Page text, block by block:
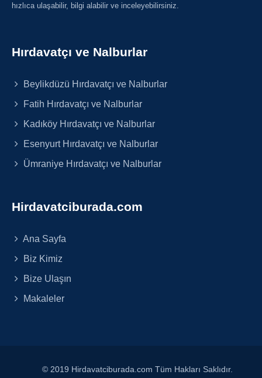
hızlıca ulaşabilir, bilgi alabilir ve inceleyebilirsiniz.
Hırdavatçı ve Nalburlar
Beylikdüzü Hırdavatçı ve Nalburlar
Fatih Hırdavatçı ve Nalburlar
Kadıköy Hırdavatçı ve Nalburlar
Esenyurt Hırdavatçı ve Nalburlar
Ümraniye Hırdavatçı ve Nalburlar
Hirdavatciburada.com
Ana Sayfa
Biz Kimiz
Bize Ulaşın
Makaleler
© 2019 Hirdavatciburada.com Tüm Hakları Saklıdır.